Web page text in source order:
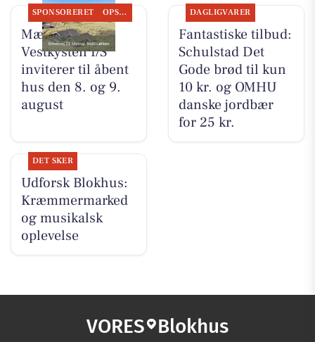
SPONSORERET OPSLAGSTAVLEN
Mæglerhuset
Vestkysten I/S
inviterer til åbent
hus den 8. og 9.
august
DAGLIGVARER
Fantastiske tilbud:
Schulstad Det
Gode brød til kun
10 kr. og OMHU
danske jordbær
for 25 kr.
DET SKER
Udforsk Blokhus:
Kræmmermarked
og musikalsk
oplevelse
VORES Blokhus